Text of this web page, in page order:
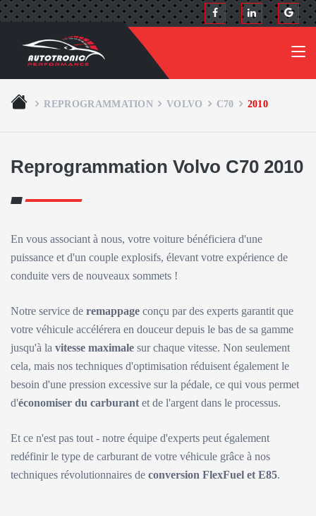
REPROGRAMMATION VOLVO C70 2010
Reprogrammation Volvo C70 2010
En vous associant à nous, votre voiture bénéficiera d'une
puissance et d'un couple explosifs, élevant votre expérience de
conduite vers de nouveaux sommets !
Notre service de remappage conçu par des experts garantit que
votre véhicule accélérera en douceur depuis le bas de sa gamme
jusqu'à la vitesse maximale sur chaque vitesse. Non seulement
cela, mais nos techniques d'optimisation réduisent également le
besoin d'une pression excessive sur la pédale, ce qui vous permet
d'économiser du carburant et de l'argent dans le processus.
Et ce n'est pas tout - notre équipe d'experts peut également
redéfinir le type de carburant de votre véhicule grâce à nos
techniques révolutionnaires de conversion FlexFuel et E85.